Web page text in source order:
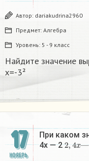
Автор: dariakudrina2960
Предмет: Алгебра
Уровень: 5 - 9 класс
Найдите значение
х=-3²​
17
НОЯБРЬ
При каком
4x — 22 4x